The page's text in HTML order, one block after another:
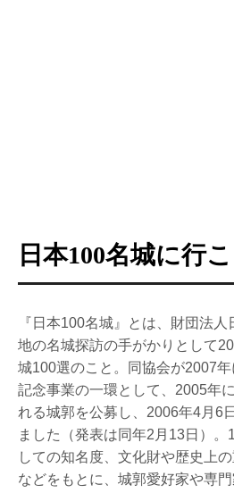
日本100名城に行こ
『日本100名城』とは、財団法
地の名城探訪の手がかりとして
城100選のこと。同協会が2007
記念事業の一環として、2005年
れる城郭を公募し、2006年4月6
ました（発表は同年2月13日）。
しての知名度、文化財や歴史上
などをもとに、城郭愛好家や専